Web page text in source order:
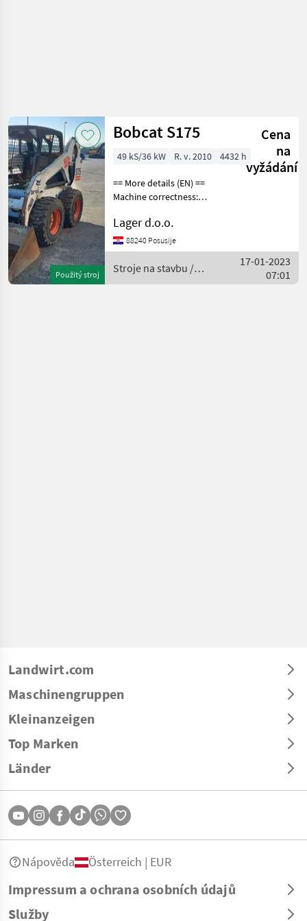
Použitý stroj
Bobcat S175
Cena
na
vyžádání
49 kS/36 kW R. v. 2010 4432 h
== More details (EN) ==
Machine correctness:
Pneumatic ROPS/FOPS
canopy hydraulic line for
attachments maximum
capacity 1472kg oil flow 64
Lager d.o.o.
88240 Posusije
Stroje na stavbu /
Bobcat
17-01-2023
07:01
Landwirt.com
Maschinengruppen
Kleinanzeigen
Top Marken
Länder
Impressum a ochrana osobních údajů
Služby
Nápověda Österreich | EUR